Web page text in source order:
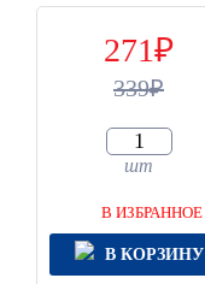
271
339
шт
В ИЗБРАННОЕ
В КОРЗИНУ